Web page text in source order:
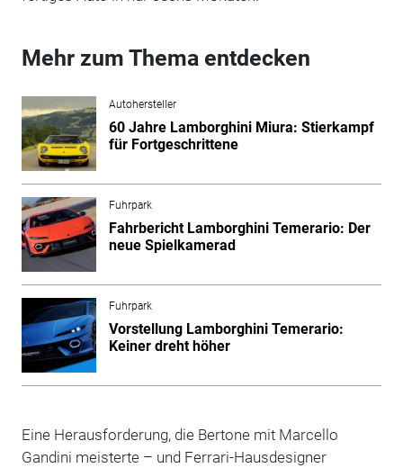
Mehr zum Thema entdecken
Autohersteller
60 Jahre Lamborghini Miura: Stierkampf
für Fortgeschrittene
Fuhrpark
Fahrbericht Lamborghini Temerario: Der
neue Spielkamerad
Fuhrpark
Vorstellung Lamborghini Temerario:
Keiner dreht höher
Eine Herausforderung, die Bertone mit Marcello
Gandini meisterte – und Ferrari-Hausdesigner